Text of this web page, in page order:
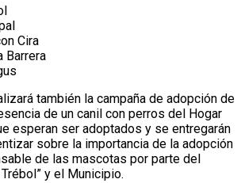
Cira
Barrera
también la campaña de adopción de
de un canil con perros del Hogar
esperan ser adoptados y se entregarán
sobre la importancia de la adopción
de las mascotas por parte del
y el Municipio.